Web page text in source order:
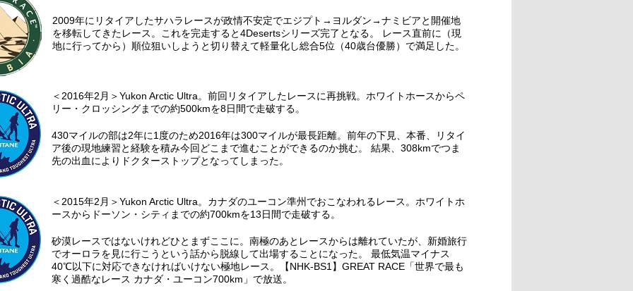
2009年にリタイアしたサハラレースが政情不安定でエジプト→ヨルダン→ナミビアと開催地
を移転してきたレース。これを完走すると4Desertsシリーズ完了となる。 レース直前に（現
地に行ってから）順位狙いしようと切り替えて軽量化し総合5位（40歳台優勝）で満足した。
＜2016年2月＞Yukon Arctic Ultra。前回リタイアしたレースに再挑戦。ホワイトホースからペ
リー・クロッシングまでの約500kmを8日間で走破する。
430マイルの部は2年に1度のため2016年は300マイルが最長距離。前年の下見、本番、リタイ
ア後の現地練習と経験を積み今回どこまで進むことができるのか挑む。 結果、308kmでつま
先の出血によりドクターストップとなってしまった。
＜2015年2月＞Yukon Arctic Ultra。カナダのユーコン準州でおこなわれるレース。ホワイトホ
ースからドーソン・シティまでの約700kmを13日間で走破する。
砂漠レースではないけれどひとまずここに。南極のあとレースからは離れていたが、新婚旅行
でオーロラを見に行こうという話から脱線して出場することになった。 最低気温マイナス
40℃以下に対応できなければいけない極地レース。【NHK-BS1】GREAT RACE「世界で最も
寒く過酷なレース カナダ・ユーコン700km」で放送。